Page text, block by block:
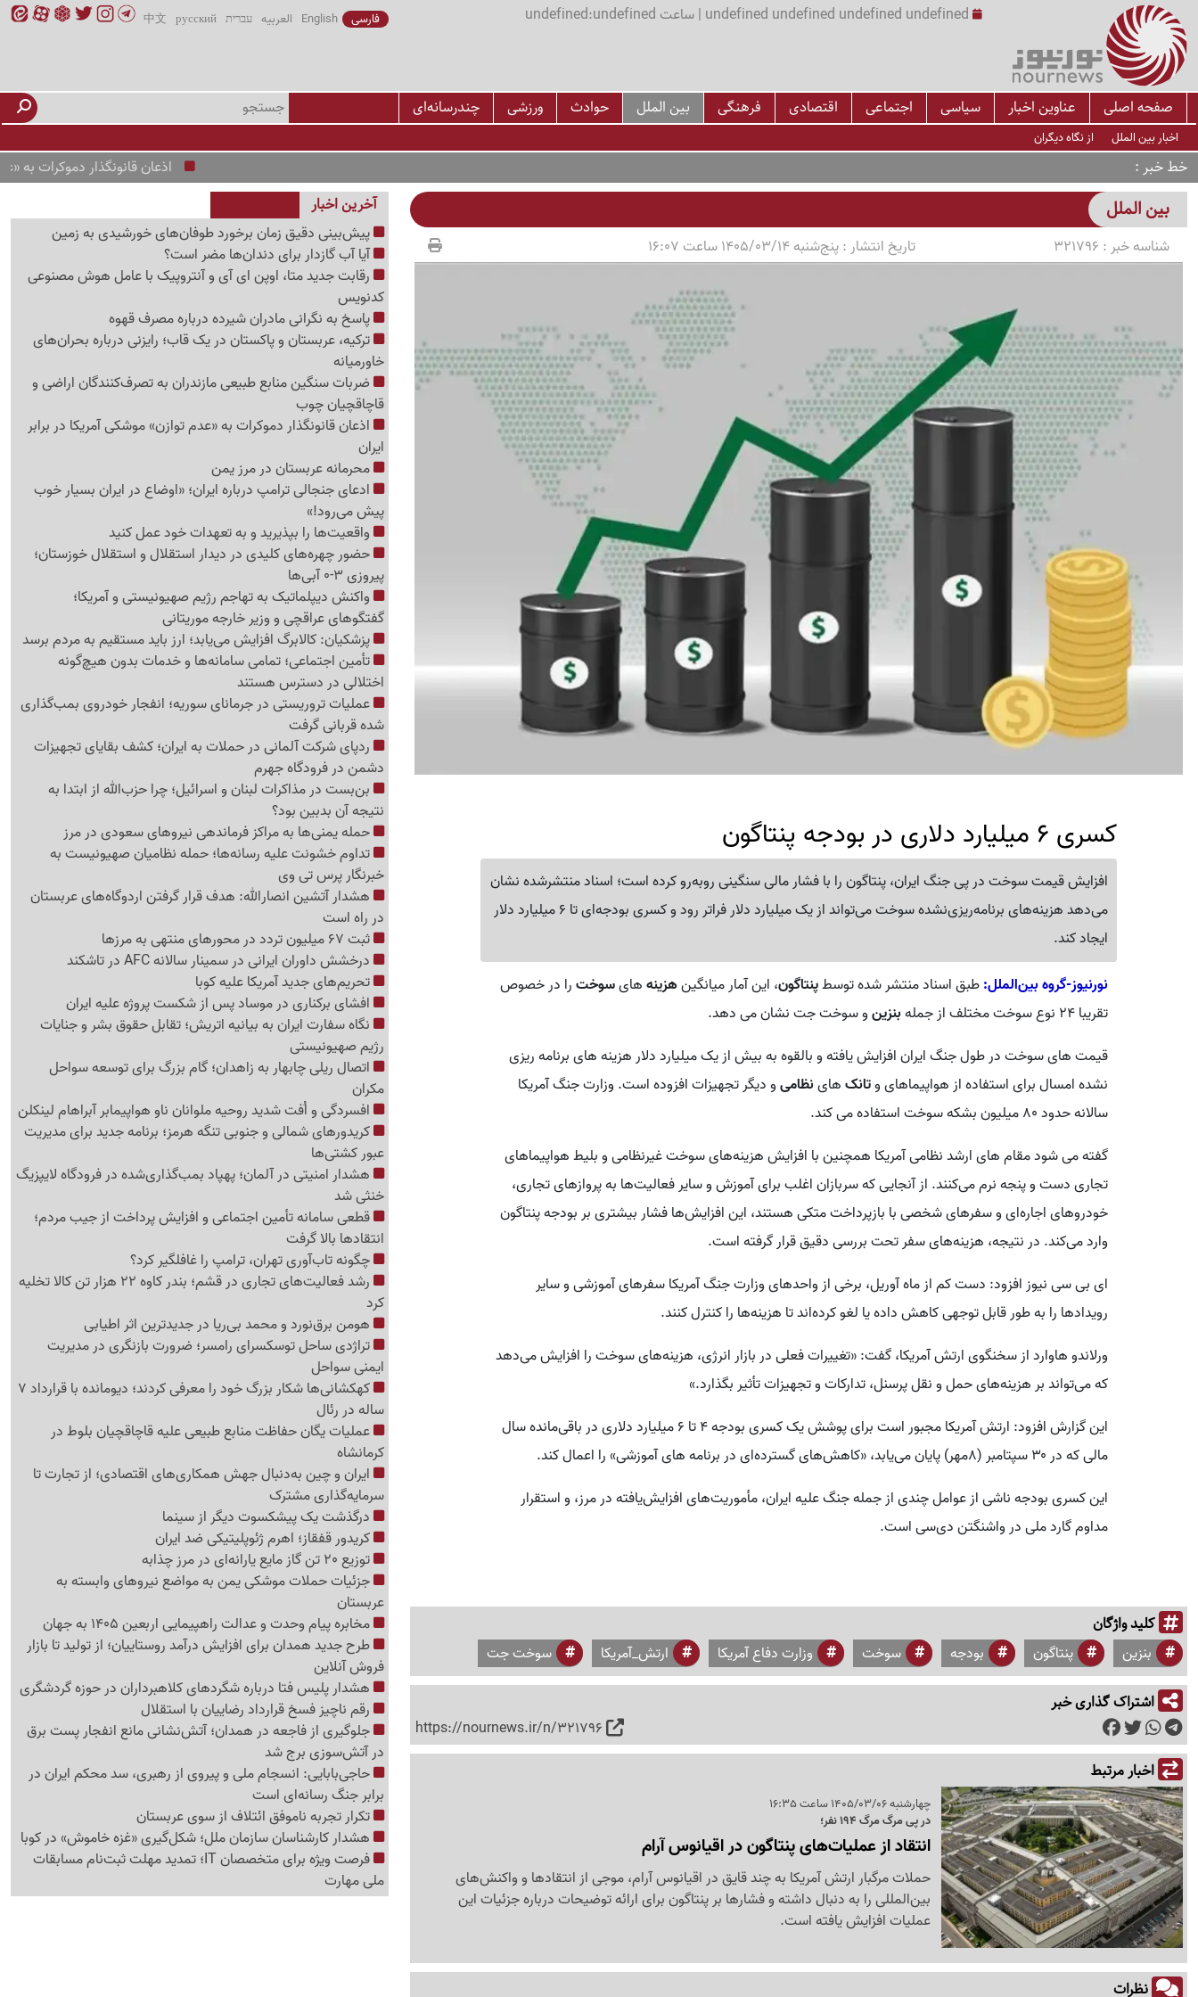
undefined undefined undefined undefined | ساعت undefined:undefined فارسی English العربیه עברית русский
中文
صفحه اصلی عناوین اخبار سیاسی اجتماعی اقتصادی فرهنگی بین الملل حوادث ورزشی چندرسانه‌ای
اخبار بین الملل از نگاه دیگران
خط خبر اذعان قانونگذار دموکرات به «عدم
بین الملل
شناسه خبر : 321796 تاریخ انتشار :پنج‌شنبه 1405/03/14 ساعت 16:07
کسری 6 میلیارد دلاری در بودجه پنتاگون
افزایش قیمت سوخت در پی جنگ ایران، پنتاگون را با فشار مالی سنگینی روبه‌رو کرده است؛ اسناد منتشرشده نشان
می‌دهد هزینه‌های برنامه‌ریزی‌نشده سوخت می‌تواند از یک میلیارد دلار فراتر رود و کسری بودجه‌ای تا 6 میلیارد دلار
ایجاد کند.
نورنیوز-گروه بین‌الملل:طبق اسناد منتشر شده توسطپنتاگون، این آمار میانگینهزینههایسوخترا در خصوص
تقریبا ۲۴ نوع سوخت مختلف از جمله
بنزینو سوخت جت نشان می دهد.
قیمت های سوخت در طول جنگ ایران افزایش یافته و بالقوه به بیش از یک میلیارد دلار هزینه های برنامه ریزی
نشده امسال برای استفاده از هواپیماهای وتانکهاینظامیو دیگر تجهیزات افزوده است. وزارت جنگ آمریکا
سالانه حدود ۸۰ میلیون بشکه سوخت استفاده می کند.
گفته می شود مقام های ارشد نظامی آمریکا همچنین با افزایش هزینه‌های سوخت غیرنظامی و بلیط هواپیماهای
تجاری دست و پنجه نرم می‌کنند. از آنجایی که سربازان اغلب برای آموزش و سایر فعالیت‌ها به پروازهای تجاری،
خودروهای اجاره‌ای و سفرهای شخصی با بازپرداخت متکی هستند، این افزایش‌ها فشار بیشتری بر بودجه پنتاگون
وارد می‌کند. در نتیجه، هزینه‌های سفر تحت بررسی دقیق قرار گرفته است.
ای بی سی نیوز افزود: دست کم از ماه آوریل، برخی از واحدهای وزارت جنگ آمریکا سفرهای آموزشی و سایر
رویدادها را به طور قابل توجهی کاهش داده یا لغو کرده‌اند تا هزینه‌ها را کنترل کنند.
ورلاندو هاوارد از سخنگوی ارتش آمریکا، گفت: «تغییرات فعلی در بازار انرژی، هزینه‌های سوخت را افزایش می‌دهد
که می‌تواند بر هزینه‌های حمل و نقل پرسنل، تدارکات و تجهیزات تأثیر بگذارد.»
این گزارش افزود: ارتش آمریکا مجبور است برای پوشش یک کسری بودجه ۴ تا ۶ میلیارد دلاری در باقی‌مانده سال
مالی که در ۳۰ سپتامبر (۸مهر) پایان می‌یابد، «کاهش‌های گسترده‌ای در برنامه های آموزشی» را اعمال کند.
این کسری بودجه ناشی از عوامل چندی از جمله جنگ علیه ایران، مأموریت‌های افزایش‌یافته در مرز، و استقرار
مداوم گارد ملی در واشنگتن دی‌سی است.
کلید واژگان
بنزین پنتاگون بودجه سوخت وزارت دفاع آمریکا ارتش_آمریکا سوخت جت
اشتراک گذاری خبر
https://nournews.ir/n/321796
اخبار مرتبط
چهارشنبه 1405/03/06 ساعت 16:35
در پی مرگ مرگ 194 نفر؛
انتقاد از عملیات‌های پنتاگون در اقیانوس آرام
حملات مرگبار ارتش آمریکا به چند قایق در اقیانوس آرام، موجی از انتقادها و واکنش‌های
بین‌المللی را به دنبال داشته و فشارها بر پنتاگون برای ارائه توضیحات درباره جزئیات این
عملیات افزایش یافته است.
نظرات
آخرین اخبار
پیش‌بینی دقیق زمان برخورد طوفان‌های خورشیدی به زمین
آیا آب گازدار برای دندان‌ها مضر است؟
رقابت جدید متا، اوپن ای آی و آنتروپیک با عامل هوش مصنوعی
کدنویس
پاسخ به نگرانی مادران شیرده درباره مصرف قهوه
ترکیه، عربستان و پاکستان در یک قاب؛ رایزنی درباره بحران‌های
خاورمیانه
ضربات سنگین منابع طبیعی مازندران به تصرف‌کنندگان اراضی و
قاچاقچیان چوب
اذعان قانونگذار دموکرات به «عدم توازن» موشکی آمریکا در برابر
ایران
محرمانه عربستان در مرز یمن
ادعای جنجالی ترامپ درباره ایران؛ «اوضاع در ایران بسیار خوب
پیش می‌رود!»
واقعیت‌ها را بپذیرید و به تعهدات خود عمل کنید
حضور چهره‌های کلیدی در دیدار استقلال و استقلال خوزستان؛
پیروزی 3-0 آبی‌ها
واکنش دیپلماتیک به تهاجم رژیم صهیونیستی و آمریکا؛
گفتگوهای عراقچی و وزیر خارجه موریتانی
پزشکیان: کالابرگ افزایش می‌یابد؛ ارز باید مستقیم به مردم برسد
تأمین اجتماعی؛ تمامی سامانه‌ها و خدمات بدون هیچ‌گونه
اختلالی در دسترس هستند
عملیات تروریستی در جرمانای سوریه؛ انفجار خودروی بمب‌گذاری
شده قربانی گرفت
ردپای شرکت آلمانی در حملات به ایران؛ کشف بقایای تجهیزات
دشمن در فرودگاه جهرم
بن‌بست در مذاکرات لبنان و اسرائیل؛ چرا حزب‌الله از ابتدا به
نتیجه آن بدبین بود؟
حمله یمنی‌ها به مراکز فرماندهی نیروهای سعودی در مرز
تداوم خشونت علیه رسانه‌ها؛ حمله نظامیان صهیونیست به
خبرنگار پرس تی وی
هشدار آتشین انصارالله: هدف قرار گرفتن اردوگاه‌های عربستان
در راه است
ثبت 67 میلیون تردد در محورهای منتهی به مرزها
درخشش داوران ایرانی در سمینار سالانه AFC در تاشکند
تحریم‌های جدید آمریکا علیه کوبا
افشای برکناری در موساد پس از شکست پروژه علیه ایران
نگاه سفارت ایران به بیانیه اتریش؛ تقابل حقوق بشر و جنایات
رژیم صهیونیستی
اتصال ریلی چابهار به زاهدان؛ گام بزرگ برای توسعه سواحل
مکران
افسردگی و اُفت شدید روحیه ملوانان ناو هواپیمابر آبراهام لینکلن
کریدورهای شمالی و جنوبی تنگه هرمز؛ برنامه جدید برای مدیریت
عبور کشتی‌ها
هشدار امنیتی در آلمان؛ پهپاد بمب‌گذاری‌شده در فرودگاه لایپزیگ
خنثی شد
قطعی سامانه تأمین اجتماعی و افزایش پرداخت از جیب مردم؛
انتقادها بالا گرفت
چگونه تاب‌آوری تهران، ترامپ را غافلگیر کرد؟
رشد فعالیت‌های تجاری در قشم؛ بندر کاوه 22 هزار تن کالا تخلیه
کرد
هومن برق‌نورد و محمد بی‌ریا در جدیدترین اثر اطیابی
تراژدی ساحل توسکسرای رامسر؛ ضرورت بازنگری در مدیریت
ایمنی سواحل
کهکشانی‌ها شکار بزرگ خود را معرفی کردند؛ دیومانده با قرارداد 7
ساله در رئال
عملیات یگان حفاظت منابع طبیعی علیه قاچاقچیان بلوط در
کرمانشاه
ایران و چین به‌دنبال جهش همکاری‌های اقتصادی؛ از تجارت تا
سرمایه‌گذاری مشترک
درگذشت یک پیشکسوت دیگر از سینما
کریدور قفقاز؛ اهرم ژئوپلیتیکی ضد ایران
توزیع 20 تن گاز مایع یارانه‌ای در مرز چذابه
جزئیات حملات موشکی یمن به مواضع نیروهای وابسته به
عربستان
مخابره پیام وحدت و عدالت راهپیمایی اربعین 1405 به جهان
طرح جدید همدان برای افزایش درآمد روستاییان؛ از تولید تا بازار
فروش آنلاین
هشدار پلیس فتا درباره شگردهای کلاهبرداران در حوزه گردشگری
رقم ناچیز فسخ قرارداد رضاییان با استقلال
جلوگیری از فاجعه در همدان؛ آتش‌نشانی مانع انفجار پست برق
در آتش‌سوزی برج شد
حاجی‌بابایی: انسجام ملی و پیروی از رهبری، سد محکم ایران در
برابر جنگ رسانه‌ای است
تکرار تجربه ناموفق ائتلاف از سوی عربستان
هشدار کارشناسان سازمان ملل؛ شکل‌گیری «غزه‌ خاموش» در کوبا
فرصت ویژه برای متخصصان IT؛ تمدید مهلت ثبت‌نام مسابقات
ملی مهارت